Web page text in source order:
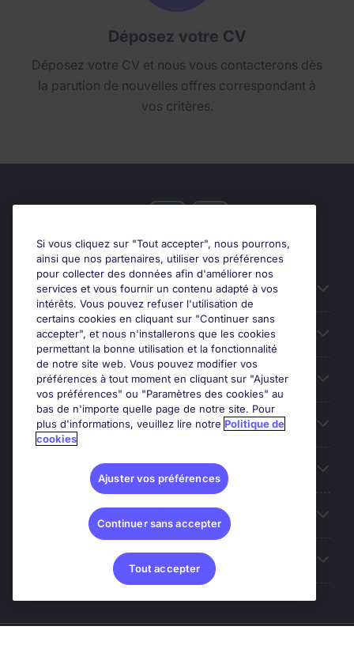
Déposez votre CV
Déposez votre CV et nous vous contacterons dès
la parution de nouvelles offres correspondant à
vos critères.
Candidats
Entreprises
Contact
Les avis Google
Nos offres d'emploi
Sites du Groupe
Si vous cliquez sur "Tout accepter", nous pourrons,
ainsi que nos partenaires, utiliser vos préférences
pour collecter des données afin d'améliorer nos
services et vous fournir un contenu adapté à vos
intérêts. Vous pouvez refuser l'utilisation de
certains cookies en cliquant sur "Continuer sans
accepter", et nous n'installerons que les cookies
permettant la bonne utilisation et la fonctionnalité
de notre site web. Vous pouvez modifier vos
préférences à tout moment en cliquant sur "Ajuster
vos préférences" ou "Paramètres des cookies" au
bas de n'importe quelle page de notre site. Pour
plus d'informations, veuillez lire notre Politique de
cookies
Ajuster vos préférences
Continuer sans accepter
Tout accepter